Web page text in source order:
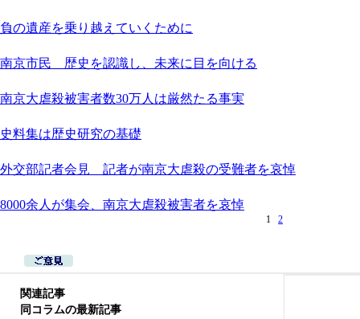
負の遺産を乗り越えていくために
南京市民 歴史を認識し、未来に目を向ける
南京大虐殺被害者数30万人は厳然たる事実
史料集は歴史研究の基礎
外交部記者会見 記者が南京大虐殺の受難者を哀悼
8000余人が集会、南京大虐殺被害者を哀悼
1 2
関連記事
同コラムの最新記事